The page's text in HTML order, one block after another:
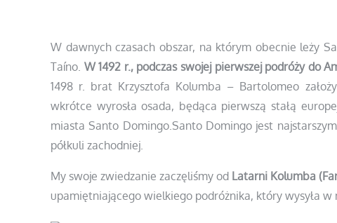
W dawnych czasach obszar, na którym obecnie leży
Taíno. W 1492 r., podczas swojej pierwszej podróży do
1498 r. brat Krzysztofa Kolumba – Bartolomeo
wkrótce wyrosła osada, będąca pierwszą stałą
miasta Santo Domingo.Santo Domingo jest
półkuli zachodniej.
My swoje zwiedzanie zaczęliśmy od Latarni Kolumba
upamiętniającego wielkiego podróżnika, który wysyła w